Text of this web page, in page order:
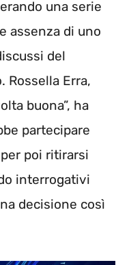
una serie
assenza di uno
del
Rossella Erra,
buona”, ha
partecipare
poi ritirarsi
interrogativi
decisione così